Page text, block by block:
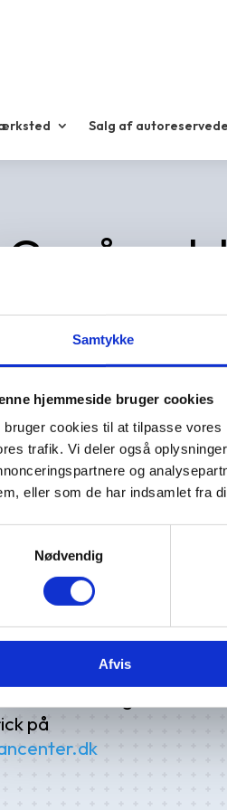
Samtykke
hjemmeside bruger cookies
bruger cookies til at tilpasse
trafik. Vi deler også
og
eller som de har indsamlet fra
Nødvendig
Afvis
Salg af
Auto-G katalog.
udgivet hvert kvartal,
tilbud, hvad vi kan
du også i fysisk
for lille – hold musen
der en lille menu
eller
downloade hele bladet
have kataloget tilsendt
på